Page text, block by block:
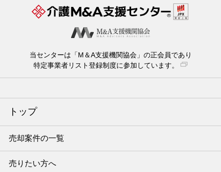
当センターは「M＆A支援機関協会」の正会員であり
特定事業者リスト登録制度に参加しています。
トップ
売却案件の一覧
売りたい方へ